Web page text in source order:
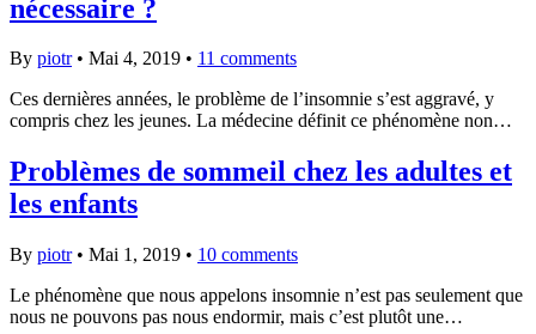
nécessaire ?
By piotr• Mai 4, 2019 • 11 comments
Ces dernières années, le problème de l’insomnie s’est aggravé, y
compris chez les jeunes. La médecine définit ce phénomène non…
Problèmes de sommeil chez les adultes et
les enfants
By piotr• Mai 1, 2019 • 10 comments
Le phénomène que nous appelons insomnie n’est pas seulement que
nous ne pouvons pas nous endormir, mais c’est plutôt une…